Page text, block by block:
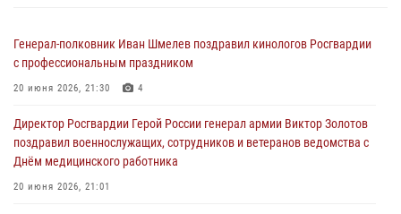
Генерал-полковник Иван Шмелев поздравил кинологов Росгвардии
с профессиональным праздником
20 июня 2026, 21:30 4
Директор Росгвардии Герой России генерал армии Виктор Золотов
поздравил военнослужащих, сотрудников и ветеранов ведомства с
Днём медицинского работника
20 июня 2026, 21:01